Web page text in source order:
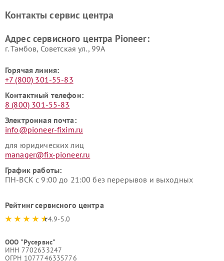
Контакты сервис центра
Адрес сервисного центра Pioneer:
г. Тамбов, Советская ул., 99А
Горячая линия:
+7 (800) 301-55-83
Контактный телефон:
8 (800) 301-55-83
Электронная почта:
info@pioneer-fixim.ru
для юридических лиц
manager@fix-pioneer.ru
График работы:
ПН-ВСК с 9:00 до 21:00 без перерывов и выходных
Рейтинг сервисного центра
4.9-5.0
ООО "Русервис"
ИНН 7702633247
ОГРН 1077746335776